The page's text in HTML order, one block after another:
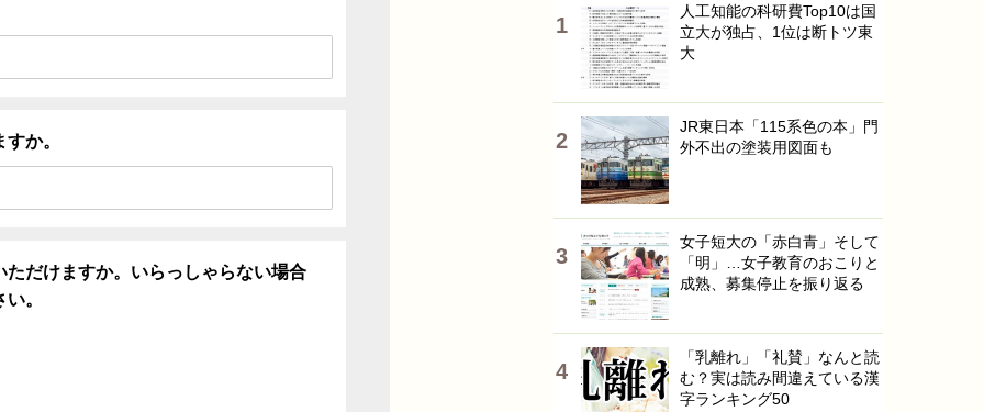
か。
ただけますか。いらっしゃらない場合
。
人工知能の科研費Top10は国
立大が独占、1位は断トツ東
大
JR東日本「115系色の本」門
外不出の塗装用図面も
女子短大の「赤白青」そして
「明」…女子教育のおこりと
成熟、募集停止を振り返る
「乳離れ」「礼賛」なんと読
む？実は読み間違えている漢
字ランキング50